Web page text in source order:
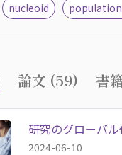
nucleoid
論文 (59) 書
研究のグローバ
2024-06-10